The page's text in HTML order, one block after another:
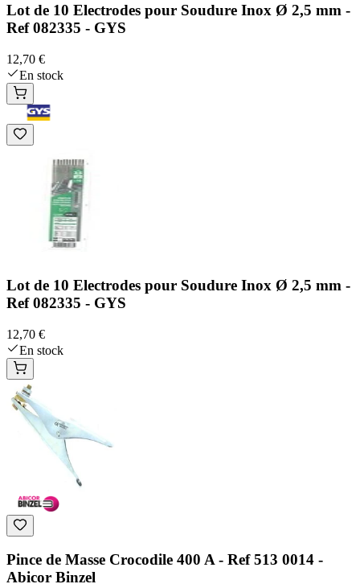
Lot de 10 Electrodes pour Soudure Inox Ø 2,5 mm -
Ref 082335 - GYS
12,70 €
En stock
Lot de 10 Electrodes pour Soudure Inox Ø 2,5 mm -
Ref 082335 - GYS
12,70 €
En stock
Pince de Masse Crocodile 400 A - Ref 513 0014 -
Abicor Binzel